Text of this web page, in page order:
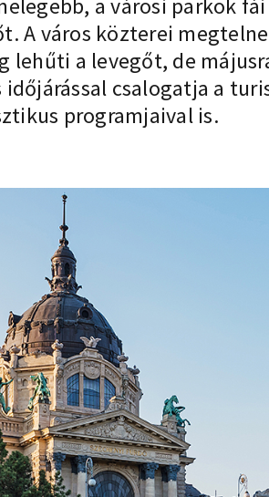
a városi parkok
A város közterei
lehűti a levegőt, de
időjárással csalogatja a
programjaival is.